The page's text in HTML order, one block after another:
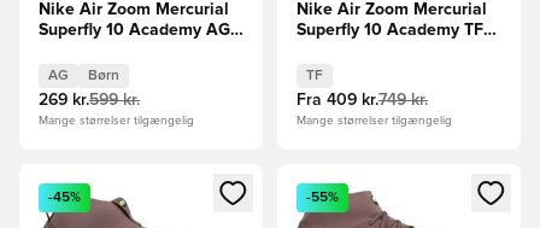
Nike Air Zoom Mercurial
Superfly 10 Academy AG
Brun/Sølv Børn
AG Børn
269 kr.599 kr.
Mange størrelser tilgængelig
Nike Air Zoom Mercurial
Superfly 10 Academy TF
Brun/Sølv
TF
Fra 409 kr.749 kr.
Mange størrelser tilgængelig
Åbner en Modal til at logge ind eller tilmelde dig som
-45%
Åbner en Modal til at logge
-55%